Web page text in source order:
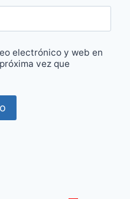
electrónico y web en
vez que